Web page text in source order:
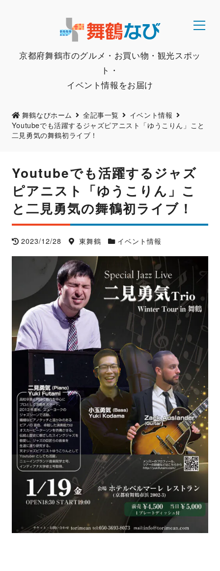
京都府舞鶴市のグルメ・お買い物・観光スポッ
ト・
イベント情報をお届け
舞鶴なびホーム 全記事一覧
イベント情報
Youtubeでも活躍するジャズピアニスト「ゆうこりん」こと
二見勇気の舞鶴初ライブ！
Youtubeでも活躍するジャズ
ピアニスト「ゆうこりん」こ
と二見勇気の舞鶴初ライブ！
2023/12/28 東舞鶴 イベント情報